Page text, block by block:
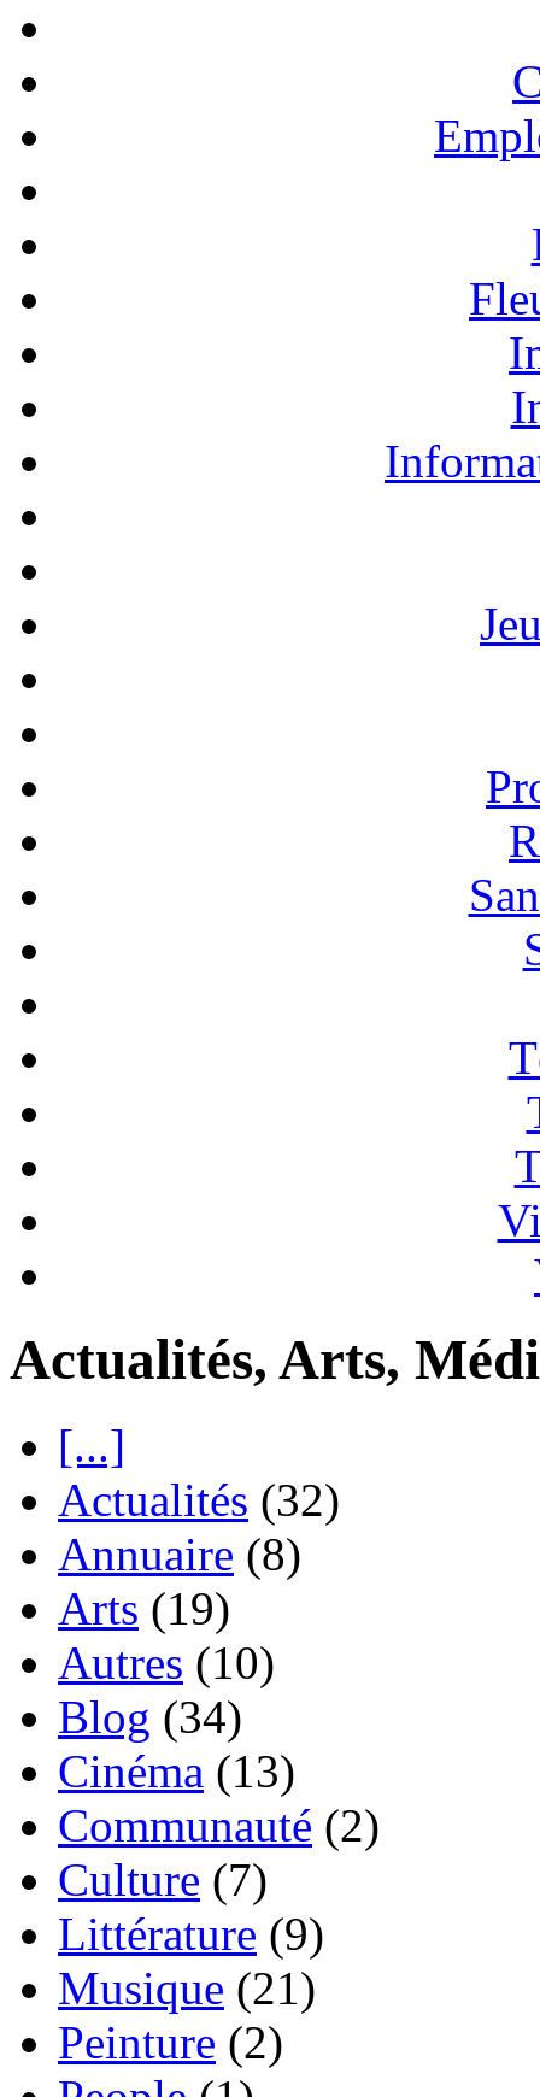
Actualités, Arts,
[...]
Actualités (32)
Annuaire (8)
Arts (19)
Autres (10)
Blog (34)
Cinéma (13)
Communauté (2)
Culture (7)
Littérature (9)
Musique (21)
Peinture (2)